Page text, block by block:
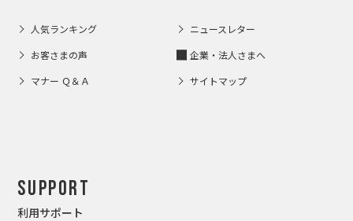
人気ランキング ニュースレター
お客さまの声 企業・法人さまへ
マナー Ｑ＆Ａ サイトマップ
Support
利用サポート